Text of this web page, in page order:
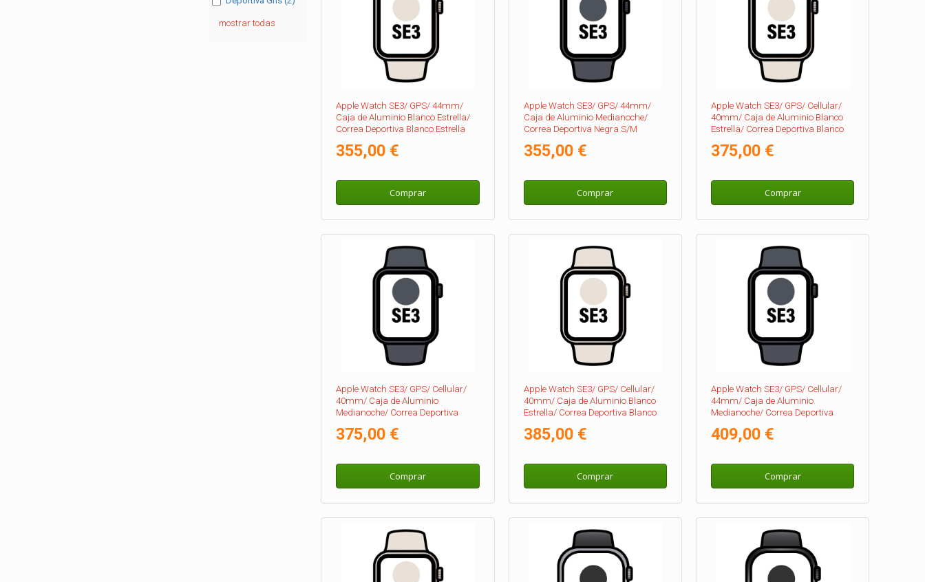
mostrar todas
Apple Watch SE3/ GPS/ 44mm/
Caja de Aluminio Blanco Estrella/
Correa Deportiva Blanco Estrella
355,00 €
Comprar
Apple Watch SE3/ GPS/ 44mm/
Caja de Aluminio Medianoche/
Correa Deportiva Negra S/M
355,00 €
Comprar
Apple Watch SE3/ GPS/ Cellular/
40mm/ Caja de Aluminio Blanco
Estrella/ Correa Deportiva Blanco
375,00 €
Comprar
Apple Watch SE3/ GPS/ Cellular/
40mm/ Caja de Aluminio
Medianoche/ Correa Deportiva
375,00 €
Comprar
Apple Watch SE3/ GPS/ Cellular/
40mm/ Caja de Aluminio Blanco
Estrella/ Correa Deportiva Blanco
385,00 €
Comprar
Apple Watch SE3/ GPS/ Cellular/
44mm/ Caja de Aluminio
Medianoche/ Correa Deportiva
409,00 €
Comprar